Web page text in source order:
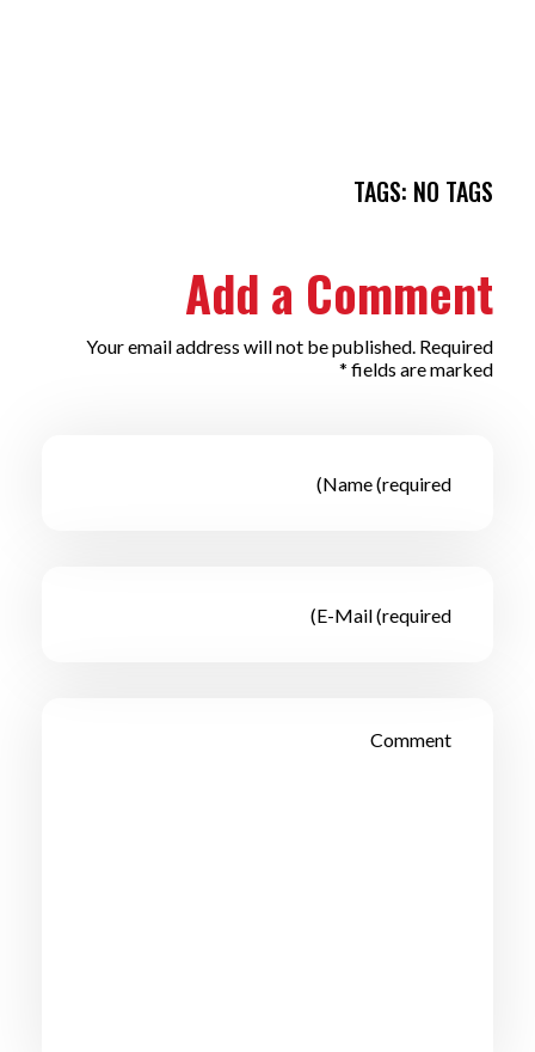
TAGS: NO TAGS
Add a Comment
Your email address will not be published. Required
fields are marked *